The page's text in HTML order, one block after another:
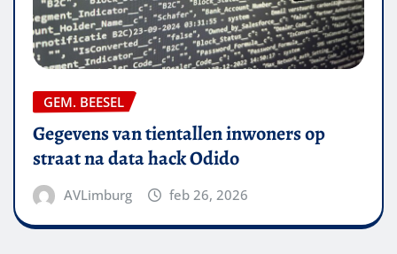
GEM. BEESEL
Gegevens van tientallen inwoners op
straat na data hack Odido
AVLimburg feb 26, 2026